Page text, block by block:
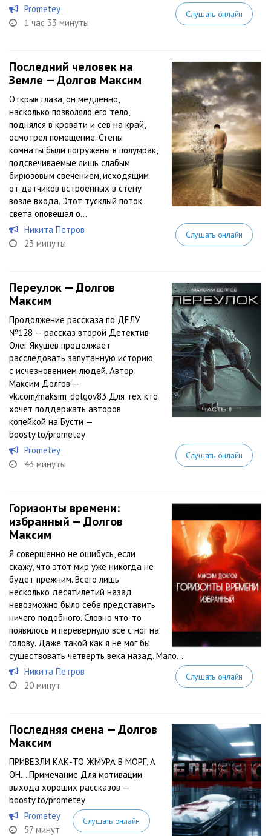
Prometey
1 час 33 минуты
Слушать онлайн
Последний человек на
Земле — Долгов Максим
Открыв глаза, он медленно,
насколько позволяло его тело,
поднялся в кровати и сев на край,
осмотрел помещение. Стены
комнаты были погружены в полумрак,
подсвечиваемые лишь слабым
бирюзовым свечением, исходящим
от датчиков встроенных в стену
возле входа. Этот тусклый поток
света оповещал о...
Никита Петров
23 минуты
Слушать онлайн
Переулок — Долгов
Максим
Продолжение рассказа по ДЕЛУ
№128 — рассказ второй Детектив
Олег Якушев продолжает
расследовать запутанную историю
с исчезновением людей. Автор:
Максим Долгов —
vk.com/maksim_dolgov83 Для тех кто
хочет поддержать авторов
копейкой на Бусти —
boosty.to/prometey
Prometey
43 минуты
Слушать онлайн
Горизонты времени:
избранный — Долгов
Максим
Я совершенно не ошибусь, если
скажу, что этот мир уже никогда не
будет прежним. Всего лишь
несколько десятилетий назад
невозможно было себе представить
ничего подобного. Словно что-то
появилось и перевернуло все с ног на
голову. Даже такой как я не мог бы
существовать четверть века назад. Мало...
Никита Петров
20 минут
Слушать онлайн
Последняя смена — Долгов
Максим
ПРИВЕЗЛИ КАК-ТО ЖМУРА В МОРГ, А
ОН… Примечание Для мотивации
выхода хороших рассказов —
boosty.to/prometey
Prometey
57 минут
Слушать онлайн